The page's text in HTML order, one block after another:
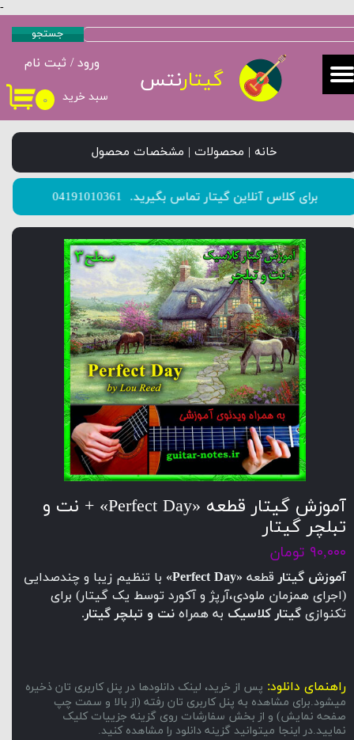
-
۰ سبد خرید
ورود / ثبت نام
حساب کاربری من
تغییر گذر واژه
خروج از حساب کاربری
گیتارنتس
جستجو
خانه | محصولات | مشخصات محصول
​​​​​​​برای کلاس آنلاین گیتار تماس بگیرید. 04191010361
آموزش گیتار قطعه «Perfect Day» + نت و
تبلچر گیتار
۹۰,۰۰۰ تومان
آموزش گیتار قطعه «Perfect Day»
با تنظیم زیبا و چندصدایی
(اجرای همزمان ملودی،آرپژ و آکورد توسط یک گیتار) برای
تکنوازی گیتار کلاسیک به همراه نت و تبلچر گیتار.
راهنمای دانلود: پس از خرید، لینک دانلودها در پنل کاربری تان ذخیره
میشود.برای مشاهده به پنل کاربری تان رفته (از بالا و سمت چپ
صفحه نمایش) و از بخش سفارشات روی گزینه جزییات کلیک
نمایید.در اینجا میتوانید گزینه دانلود را مشاهده کنید.